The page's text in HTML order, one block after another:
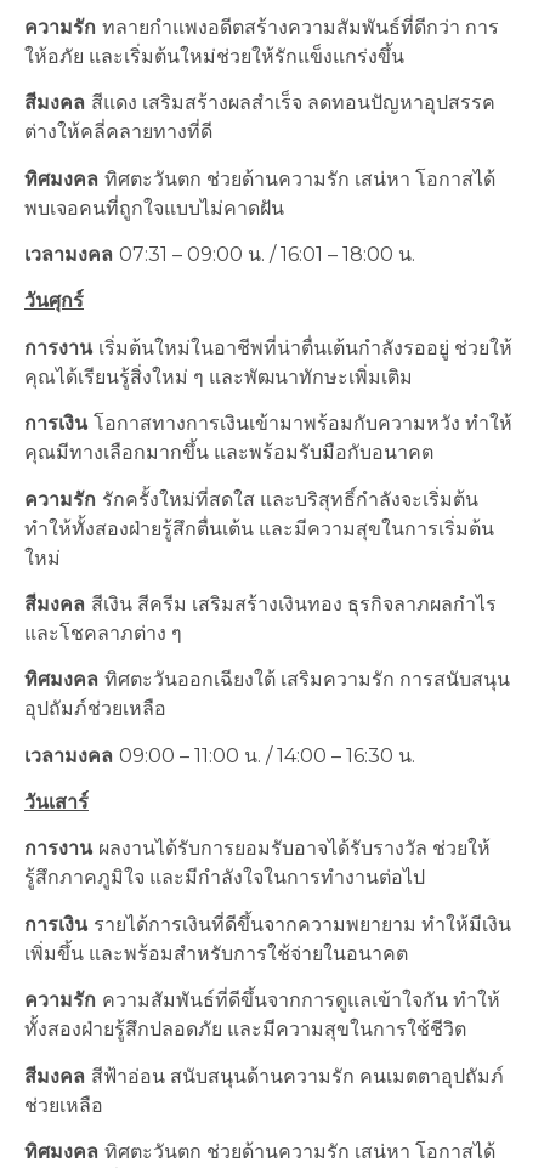
ความรัก ทลายกำแพงอดีตสร้างความสัมพันธ์ที่ดีกว่า การ
ให้อภัย และเริ่มต้นใหม่ช่วยให้รักแข็งแกร่งขึ้น
สีมงคล สีแดง เสริมสร้างผลสำเร็จ ลดทอนปัญหาอุปสรรค
ต่างให้คลี่คลายทางที่ดี
ทิศมงคล ทิศตะวันตก ช่วยด้านความรัก เสน่หา โอกาสได้
พบเจอคนที่ถูกใจแบบไม่คาดฝัน
เวลามงคล 07:31 – 09:00 น. / 16:01 – 18:00 น.
วันศุกร์
การงาน เริ่มต้นใหม่ในอาชีพที่น่าตื่นเต้นกำลังรออยู่ ช่วยให้
คุณได้เรียนรู้สิ่งใหม่ ๆ และพัฒนาทักษะเพิ่มเติม
การเงิน โอกาสทางการเงินเข้ามาพร้อมกับความหวัง ทำให้
คุณมีทางเลือกมากขึ้น และพร้อมรับมือกับอนาคต
ความรัก รักครั้งใหม่ที่สดใส และบริสุทธิ์กำลังจะเริ่มต้น
ทำให้ทั้งสองฝ่ายรู้สึกตื่นเต้น และมีความสุขในการเริ่มต้น
ใหม่
สีมงคล สีเงิน สีครีม เสริมสร้างเงินทอง ธุรกิจลาภผลกำไร
และโชคลาภต่าง ๆ
ทิศมงคล ทิศตะวันออกเฉียงใต้ เสริมความรัก การสนับสนุน
อุปถัมภ์ช่วยเหลือ
เวลามงคล 09:00 – 11:00 น. / 14:00 – 16:30 น.
วันเสาร์
การงาน ผลงานได้รับการยอมรับอาจได้รับรางวัล ช่วยให้
รู้สึกภาคภูมิใจ และมีกำลังใจในการทำงานต่อไป
การเงิน รายได้การเงินที่ดีขึ้นจากความพยายาม ทำให้มีเงิน
เพิ่มขึ้น และพร้อมสำหรับการใช้จ่ายในอนาคต
ความรัก ความสัมพันธ์ที่ดีขึ้นจากการดูแลเข้าใจกัน ทำให้
ทั้งสองฝ่ายรู้สึกปลอดภัย และมีความสุขในการใช้ชีวิต
สีมงคล สีฟ้าอ่อน สนับสนุนด้านความรัก คนเมตตาอุปถัมภ์
ช่วยเหลือ
ทิศมงคล ทิศตะวันตก ช่วยด้านความรัก เสน่หา โอกาสได้